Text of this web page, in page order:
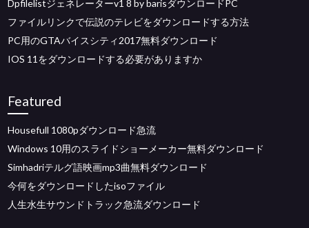
Dpfilelistジェネレーターv1 8 by barisダウンロードPC
ファイルリンクで伝説のテレビをダウンロードする方法
PC用のGTAバイスシティ2017無料ダウンロード
IOS 11をダウンロードする必要がありますか
Featured
Housefull 1080pダウンロード急流
Windows 10用のスライドショーメーカー無料ダウンロード
Simhadriテルグ語映画mp3曲無料ダウンロード
今何をダウンロードしたisoファイル
人生水生サウンドトラック急流ダウンロード